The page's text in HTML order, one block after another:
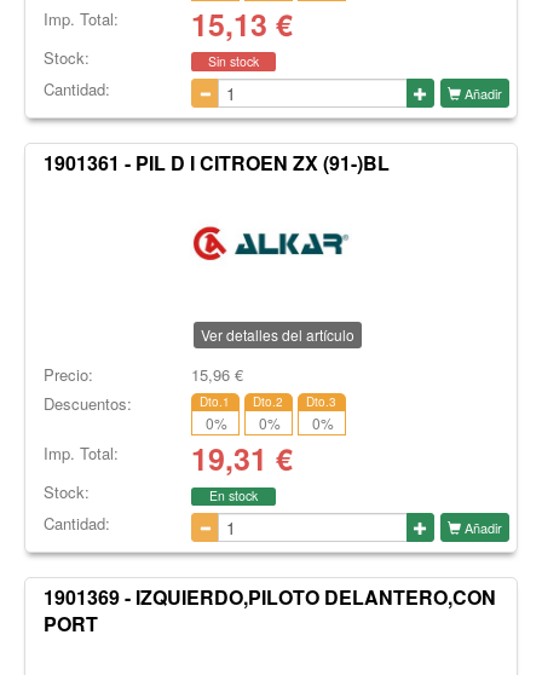
Imp. Total: 15,13 €
Stock: Sin stock
Cantidad: Añadir
1901361 - PIL D I CITROEN ZX (91-)BL
Ver detalles del artículo
Precio: 15,96€
Descuentos:
Dto.1
0%
Dto.2
0%
Dto.3
0%
Imp. Total: 19,31 €
Stock: En stock
Cantidad: Añadir
1901369 - IZQUIERDO,PILOTO DELANTERO,CON
PORT